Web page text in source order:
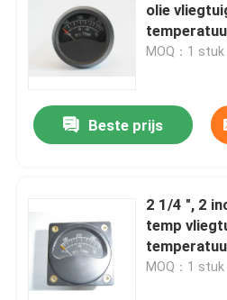
Producten
Ongeveer ons
olie
MOQ：1 stuk
Beste prijs
2 1/4 ", 2
temp
MOQ：1 stuk